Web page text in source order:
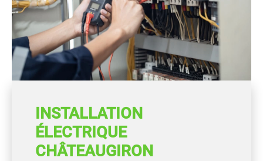
INSTALLATION
ÉLECTRIQUE
CHÂTEAUGIRON